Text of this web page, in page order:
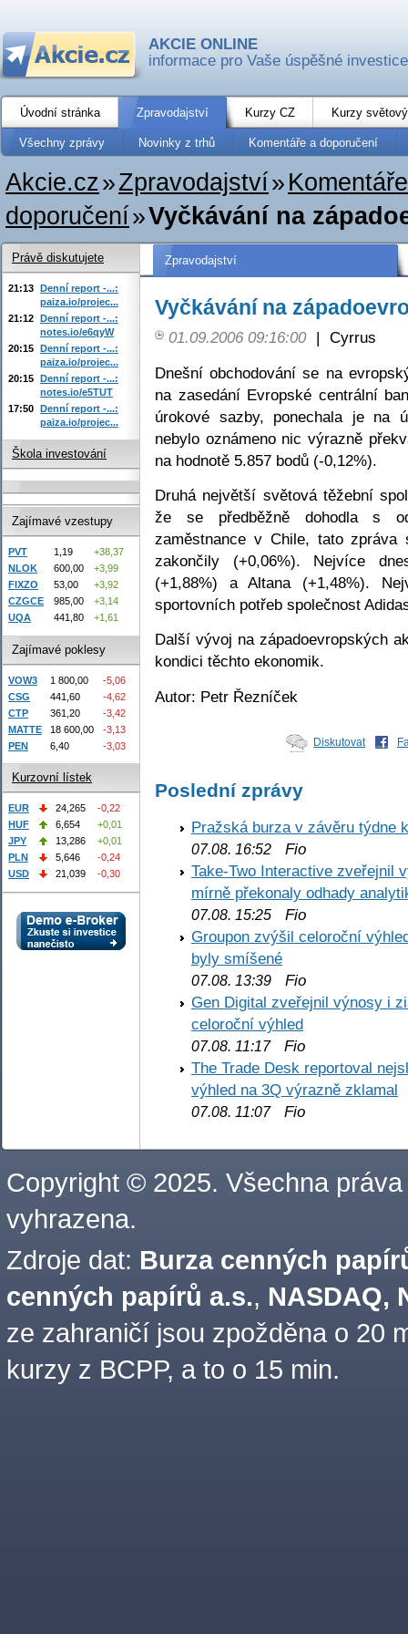
AKCIE ONLINE
informace pro Vaše úspěšné investice
Úvodní stránka Zpravodajství Kurzy CZ Kurzy
Všechny zprávy Novinky z trhů Komentáře a doporučení
Akcie.cz»Zpravodajství»
doporučení»Vyčkávání na
Zpravodajství
Vyčkávání na
01.09.2006 09:16:00 | Cyrrus
Dnešní obchodování se na
na zasedání Evropské centrální
úrokové sazby, ponechala je na
nebylo oznámeno nic výrazně
na hodnotě 5.857 bodů (-0,12%).
Druhá největší světová těžební
že se předběžně dohodla s
zaměstnance v Chile, tato zpráva
zakončily (+0,06%). Nejvíce
(+1,88%) a Altana (+1,48%).
sportovních potřeb společnost
Další vývoj na západoevropských
kondici těchto ekonomik.
Autor: Petr Řezníček
Diskutovat
Poslední zprávy
Pražská burza v závěru týdne
07.08. 16:52 Fio
Take-Two Interactive zveřejnil
mírně překonaly odhady
07.08. 15:25 Fio
Groupon zvýšil celoroční
byly smíšené
07.08. 13:39 Fio
Gen Digital zveřejnil výnosy i
celoroční výhled
07.08. 11:17Fio
The Trade Desk reportoval
výhled na 3Q výrazně zklamal
07.08. 11:07Fio
Právě diskutujete
21:13 Denní report -...:
paiza.io/projec...
21:12 Denní report -...:
notes.io/e6qyW
20:15 Denní report -...:
paiza.io/projec...
20:15 Denní report -...:
notes.io/e5TUT
17:50 Denní report -...:
paiza.io/projec...
Škola investování
Zajímavé vzestupy
PVT 1,19
+38,37
NLOK
600,00
+3,99
FIXZO
53,00
+3,92
CZGCE
985,00
+3,14
UQA
441,80 +1,61
Zajímavé poklesy
VOW3 1 800,00
-5,06
CSG
441,60
-4,62
CTP
361,20
-3,42
MATTE
18 600,00
-3,13
PEN
6,40 -3,03
Kurzovní lístek
EUR 24,265
-0,22
HUF
6,654
+0,01
JPY
13,286
+0,01
PLN
5,646
-0,24
USD
21,039 -0,30
Copyright © 2025. Všechna práva
vyhrazena.
Zdroje dat: Burza cenných
cenných papírů a.s., NASDAQ,
ze zahraničí jsou zpožděna o 20
kurzy z BCPP, a to o 15 min.